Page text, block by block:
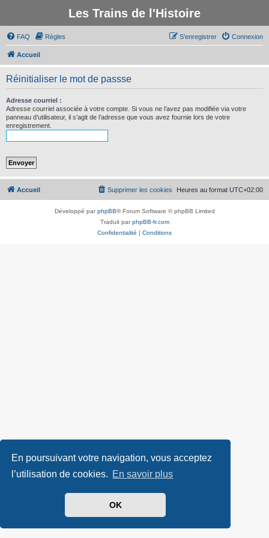
En poursuivant votre navigation, vous acceptez
l’utilisation de cookies. En savoir plus
OK
Les Trains de l'Histoire
FAQ Règles Connexion
S’enregistrer
Accueil
Réinitialiser le mot de passse
Adresse courriel :
Adresse courriel associée à votre compte. Si vous ne l’avez pas modifiée via votre
panneau d’utilisateur, il s’agit de l’adresse que vous avez fournie lors de votre
enregistrement.
Accueil Heures au format UTC+02:00
Supprimer les cookies
Développé parphpBB® Forum Software © phpBB Limited
Traduit parphpBB-fr.com
Confidentialité | Conditions